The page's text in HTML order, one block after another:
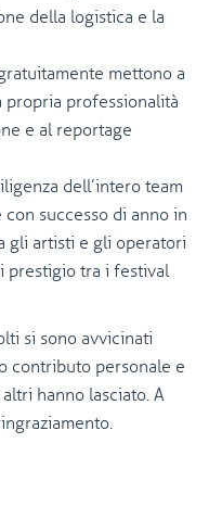
della logistica e la
mettono a
propria professionalità
e al reportage
dell’intero team
successo di anno in
gli artisti e gli operatori
prestigio tra i festival
si sono avvicinati
contributo personale e
hanno lasciato. A